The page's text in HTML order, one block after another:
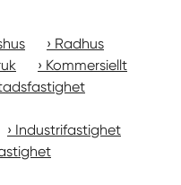
Radhus
Kommersiellt
Industrifastighet